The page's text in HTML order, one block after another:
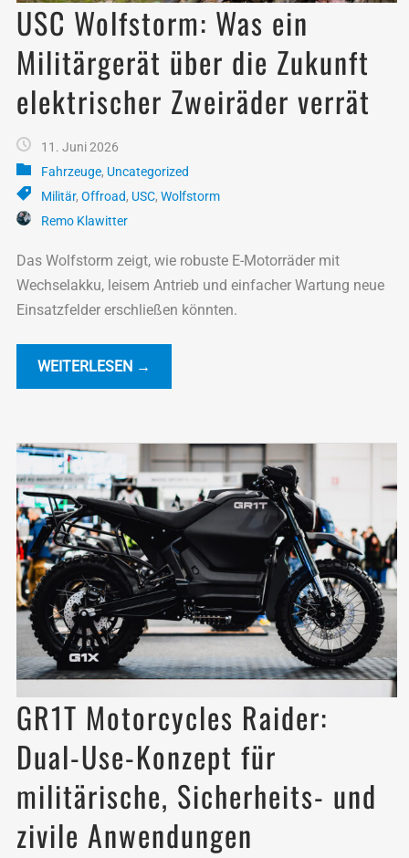
USC Wolfstorm: Was ein
Militärgerät über die Zukunft
elektrischer Zweiräder verrät
11. Juni 2026
Fahrzeuge, Uncategorized
Militär, Offroad, USC, Wolfstorm
Remo Klawitter
Das Wolfstorm zeigt, wie robuste E-Motorräder mit
Wechselakku, leisem Antrieb und einfacher Wartung neue
Einsatzfelder erschließen könnten.
WEITERLESEN →
GR1T Motorcycles Raider:
Dual-Use-Konzept für
militärische, Sicherheits- und
zivile Anwendungen